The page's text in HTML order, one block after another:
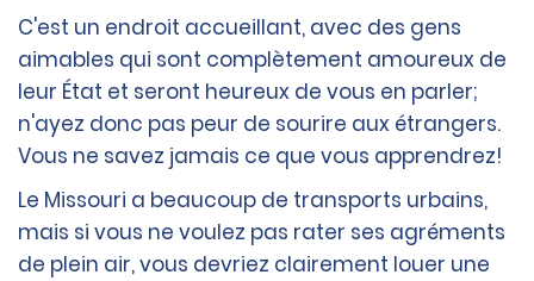
C'est un endroit accueillant, avec des gens
aimables qui sont complètement amoureux de
leur État et seront heureux de vous en parler;
n'ayez donc pas peur de sourire aux étrangers.
Vous ne savez jamais ce que vous apprendrez!
Le Missouri a beaucoup de transports urbains,
mais si vous ne voulez pas rater ses agréments
de plein air, vous devriez clairement louer une